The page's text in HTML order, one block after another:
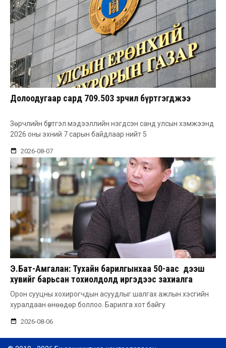
Долоодугаар сард 709.503 зөрчил бүртгэгджээ
Зөрчлийн бүртгэл мэдээллийн нэгдсэн санд улсын хэмжээнд
2026 оны эхний 7 сарын байдлаар нийт 5
2026-08-07
Э.Бат-Амгалан: Тухайн барилгынхаа 50-аас дээш
хувийг барьсан тохиолдолд иргэдээс захиалга
авдаг болгоно
Орон сууцны хохирогчдын асуудлыг шалгах ажлын хэсгийн
хуралдаан өнөөдөр боллоо. Барилга хот байгу
2026-08-06